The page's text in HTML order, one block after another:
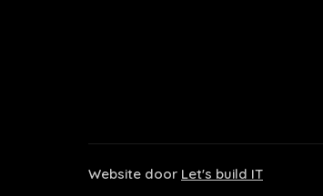
Website door Let's build IT